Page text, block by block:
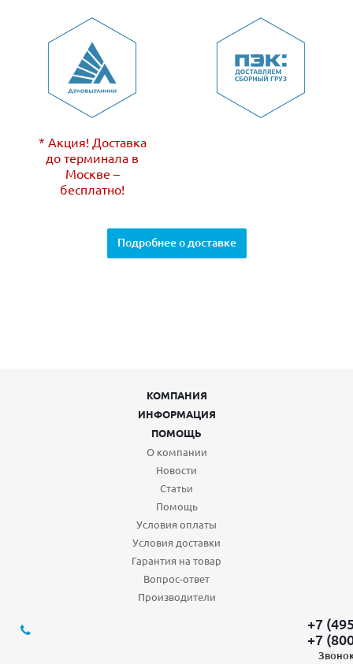
* Акция! Доставка
до терминала в
Москве –
бесплатно!
Подробнее о доставке
КОМПАНИЯ
ИНФОРМАЦИЯ
ПОМОЩЬ
О компании
Новости
Статьи
Помощь
Условия оплаты
Условия доставки
Гарантия на товар
Вопрос-ответ
Производители
+7
+7